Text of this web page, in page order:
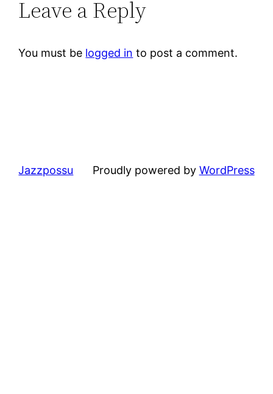
Leave a Reply
You must be logged in to post a comment.
Jazzpossu Proudly powered by WordPress